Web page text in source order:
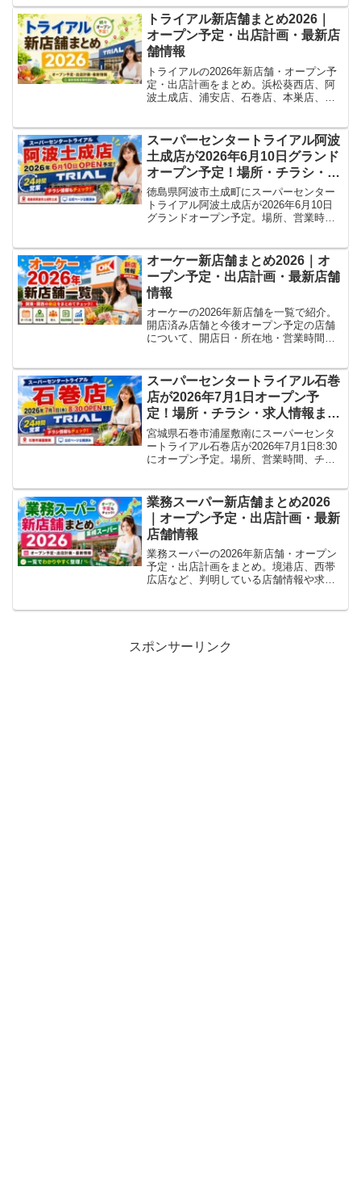
トライアル新店舗まとめ2026｜
オープン予定・出店計画・最新店
舗情報
トライアルの2026年新店舗・オープン予
定・出店計画をまとめ。浜松葵西店、阿
波土成店、浦安店、石巻店、本巣店、八
します。
スーパーセンタートライアル阿波
土成店が2026年6月10日グランド
オープン予定！場所・チラシ・求
人情報まとめ
徳島県阿波市土成町にスーパーセンター
トライアル阿波土成店が2026年6月10日
グランドオープン予定。場所、営業時
オーケー新店舗まとめ2026｜オ
ープン予定・出店計画・最新店舗
情報
オーケーの2026年新店舗を一覧で紹介。
開店済み店舗と今後オープン予定の店舗
について、開店日・所在地・営業時間・
します。
スーパーセンタートライアル石巻
店が2026年7月1日オープン予
定！場所・チラシ・求人情報まと
め
宮城県石巻市浦屋敷南にスーパーセンタ
ートライアル石巻店が2026年7月1日8:30
にオープン予定。場所、営業時間、チラ
業務スーパー新店舗まとめ2026
｜オープン予定・出店計画・最新
店舗情報
業務スーパーの2026年新店舗・オープン
予定・出店計画をまとめ。境港店、西帯
広店など、判明している店舗情報や求
スポンサーリンク